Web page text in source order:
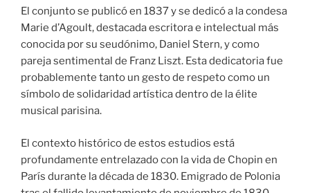
El conjunto se publicó en 1837 y se dedicó a la condesa
Marie d’Agoult, destacada escritora e intelectual más
conocida por su seudónimo, Daniel Stern, y como
pareja sentimental de Franz Liszt. Esta dedicatoria fue
probablemente tanto un gesto de respeto como un
símbolo de solidaridad artística dentro de la élite
musical parisina.
El contexto histórico de estos estudios está
profundamente entrelazado con la vida de Chopin en
París durante la década de 1830. Emigrado de Polonia